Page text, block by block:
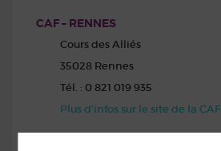
CAF – RENNES
Cours des Alliés
35028 Rennes
Tél. : 0 821 019 935
Plus d’infos sur le site de la CAF